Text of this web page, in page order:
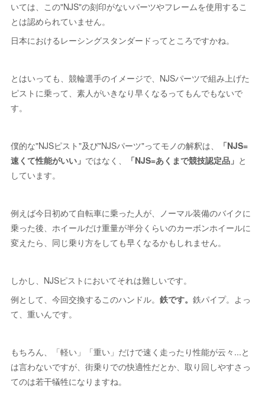
いては、この"NJS"の刻印がないパーツやフレームを使用するこ
とは認められていません。
日本におけるレーシングスタンダードってところですかね。
とはいっても、競輪選手のイメージで、NJSパーツで組み上げた
ピストに乗って、素人がいきなり早くなるってもんでもないで
す。
僕的な"NJSピスト"及び"NJSパーツ"ってモノの解釈は、
「NJS=
速くて性能がいい」 ではなく、 「NJS=あくまで競技認定品」 と
しています。
例えば今日初めて自転車に乗った人が、ノーマル装備のバイクに
乗った後、ホイールだけ重量が半分くらいのカーボンホイールに
変えたら、同じ乗り方をしても早くなるかもしれません。
しかし、NJSピストにおいてそれは難しいです。
例として、今回交換するこのハンドル。鉄です。鉄パイプ。よっ
て、重いんです。
もちろん、「軽い」「重い」だけで速く走ったり性能が云々...と
は言わないですが、街乗りでの快適性だとか、取り回しやすさっ
てのは若干犠牲になりますね。